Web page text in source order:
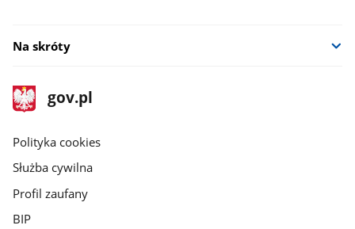
Na skróty
stopka
gov.pl
Strona
gov.pl
gov.pl
Polityka cookies
Służba cywilna
Profil zaufany
BIP